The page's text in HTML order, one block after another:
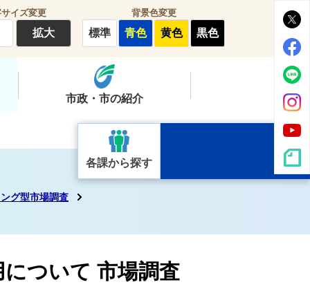
イズ変更
拡大
背景色変更
標準 青色 黄色 黒色
市政・市の紹介
各課から探す
グ型市場調査
について 市場調査